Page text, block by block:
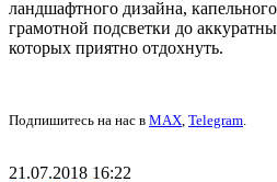
ландшафтного дизайна,
грамотной подсветки до
которых приятно отдохнуть.
Подпишитесь на нас в MAX, Telegram.
21.07.2018 16:22